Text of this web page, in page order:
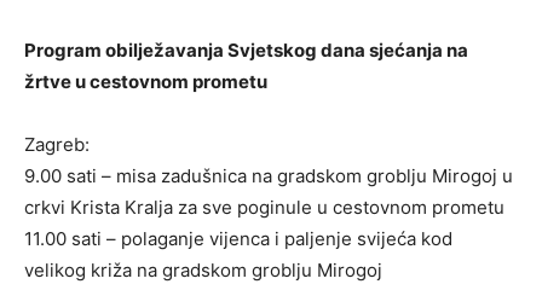
Program obilježavanja Svjetskog dana sjećanja na
žrtve u cestovnom prometu
Zagreb:
9.00 sati – misa zadušnica na gradskom groblju Mirogoj u
crkvi Krista Kralja za sve poginule u cestovnom prometu
11.00 sati – polaganje vijenca i paljenje svijeća kod
velikog križa na gradskom groblju Mirogoj